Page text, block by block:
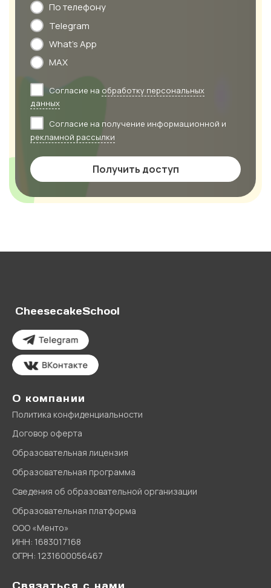
По телефону
Telegram
What's App
MAX
Согласие на обработку персональных
данных
Согласие на получение информационной и
рекламной рассылки
Получить доступ
CheesecakeSchool
О компании
Политика конфиденциальности
Договор оферта
Образовательная лицензия
Образовательная программа
Сведения об образовательной организации
Образовательная платформа
ООО «Менто»
ИНН: 1683017168
ОГРН: 1231600056467